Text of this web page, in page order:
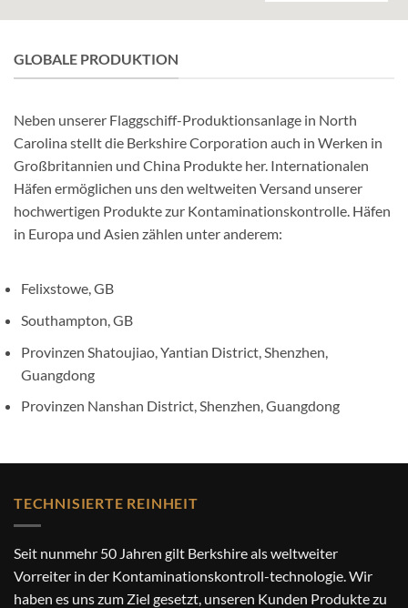
GLOBALE PRODUKTION
Neben unserer Flaggschiff-Produktionsanlage in North
Carolina stellt die Berkshire Corporation auch in Werken in
Großbritannien und China Produkte her. Internationalen
Häfen ermöglichen uns den weltweiten Versand unserer
hochwertigen Produkte zur Kontaminationskontrolle. Häfen
in Europa und Asien zählen unter anderem:
Felixstowe, GB
Southampton, GB
Provinzen Shatoujiao, Yantian District, Shenzhen,
Guangdong
Provinzen Nanshan District, Shenzhen, Guangdong
TECHNISIERTE REINHEIT
Seit nunmehr 50 Jahren gilt Berkshire als weltweiter
Vorreiter in der Kontaminationskontroll-technologie. Wir
haben es uns zum Ziel gesetzt, unseren Kunden Produkte zu